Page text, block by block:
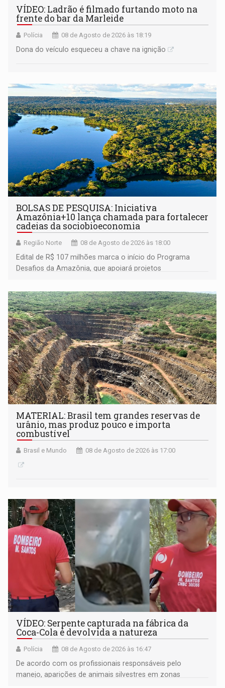
VÍDEO: Ladrão é filmado furtando moto na
frente do bar da Marleide
Polícia 08 de Agosto de 2026 às 18:19
Dona do veículo esqueceu a chave na ignição
BOLSAS DE PESQUISA: Iniciativa
Amazônia+10 lança chamada para fortalecer
cadeias da sociobioeconomia
Região Norte 08 de Agosto de 2026 às 18:00
Edital de R$ 107 milhões marca o início do Programa
Desafios da Amazônia, que apoiará projetos
submissão de pré-propostas poderá ser feita até 1º de
setembro
MATERIAL: Brasil tem grandes reservas de
urânio, mas produz pouco e importa
combustível
Brasil e Mundo 08 de Agosto de 2026 às 17:00
VÍDEO: Serpente capturada na fábrica da
Coca-Cola é devolvida a natureza
Polícia 08 de Agosto de 2026 às 16:47
De acordo com os profissionais responsáveis pelo
manejo, aparições de animais silvestres em zonas